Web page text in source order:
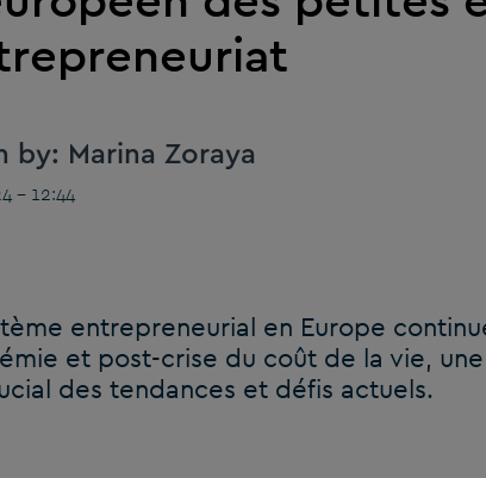
by: Marina Zoraya
- 12:44
entrepreneurial en Europe
et post-crise du coût de la vie,
des tendances et défis actuels.